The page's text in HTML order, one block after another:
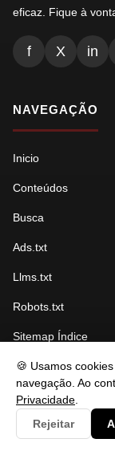
🍪 Usamos
navegação. Ao
Privacidade
Rejeitar
eficaz. Fique à
f X in
NAVEGAÇÃO
Inicio
Conteúdos
Busca
Ads.txt
Llms.txt
Robots.txt
Sitemap Índice
Sitemap Páginas
Sitemap Conteúdo